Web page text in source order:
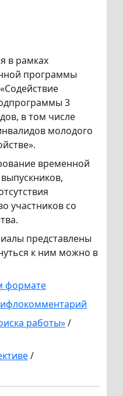
в рамках
программы
3
в том числе
молодого
временной
участников со
представлены
к ним можно в
формате
работы»/
/